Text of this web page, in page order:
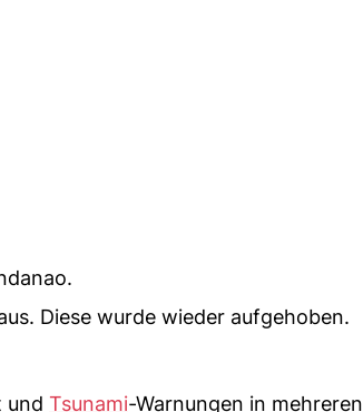
Diese wurde wieder aufgehoben.
und Tsunami-Warnungen in mehreren